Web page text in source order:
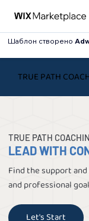
Шаблон створено